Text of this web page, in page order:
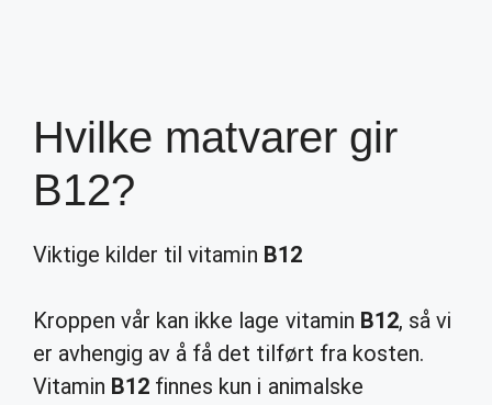
Hvilke matvarer gir
B12?
Viktige kilder til vitamin B12
Kroppen vår kan ikke lage vitamin B12, så vi
er avhengig av å få det tilført fra kosten.
Vitamin B12 finnes kun i animalske